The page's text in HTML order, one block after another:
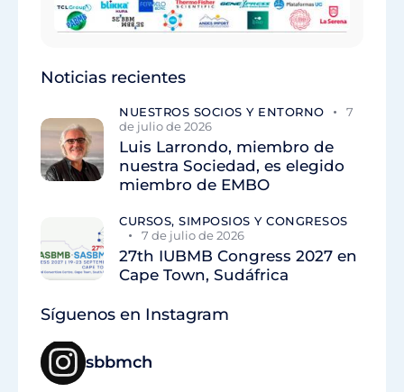
Noticias recientes
NUESTROS SOCIOS Y ENTORNO
7
de julio de 2026
Luis Larrondo, miembro de
nuestra Sociedad, es elegido
miembro de EMBO
CURSOS, SIMPOSIOS Y CONGRESOS
7 de julio de 2026
27th IUBMB Congress 2027 en
Cape Town, Sudáfrica
Síguenos en Instagram
sbbmch